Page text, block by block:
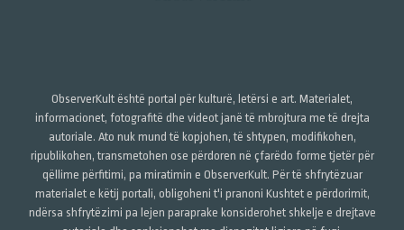
ObserverKult është portal për kulturë, letërsi e art. Materialet,
informacionet, fotografitë dhe videot janë të mbrojtura me të drejta
autoriale. Ato nuk mund të kopjohen, të shtypen, modifikohen,
ripublikohen, transmetohen ose përdoren në çfarëdo forme tjetër për
qëllime përfitimi, pa miratimin e ObserverKult. Për të shfrytëzuar
materialet e këtij portali, obligoheni t'i pranoni Kushtet e përdorimit,
ndërsa shfrytëzimi pa lejen paraprake konsiderohet shkelje e drejtave